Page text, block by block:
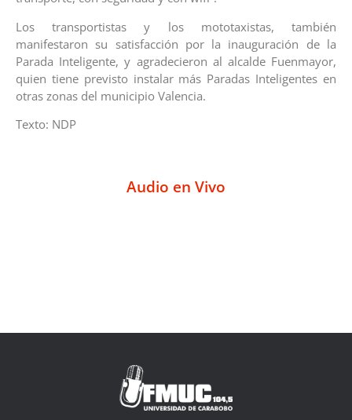
Los transportistas y los mototaxistas, también
manifestaron su satisfacción por la inauguración de la
Parada Inteligente, y agradecieron al alcalde Fuenmayor,
quien tiene previsto instalar más Paradas Inteligentes en
otras zonas del municipio Valencia.
Texto: NDP
Audio en Vivo